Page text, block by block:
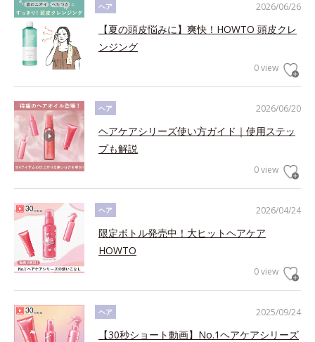
2026/06/26
ヘア
【夏の頭皮悩みに】爽快！HOWTO 頭皮クレ
ンジング
0 view
2026/06/20
ヘア
ヘアケアシリーズ使い方ガイド｜使用ステッ
プも解説
0 view
2026/04/24
ヘア
限定ボトル発売中！大ヒットヘアケア
HOWTO
0 view
2025/09/24
ヘア
【30秒ショート動画】No.1ヘアケアシリーズ